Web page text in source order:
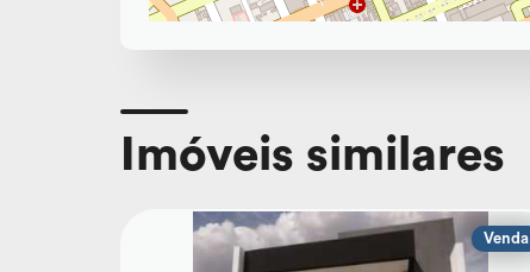
Imóveis similares
Venda